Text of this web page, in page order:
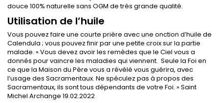
douce 100% naturelle sans OGM de très grande qualité.
Utilisation de l’huile
Vous pouvez faire une courte prière avec une onction d’huile de
Calendula ; vous pouvez finir par une petite croix sur la partie
malade. « Vous devez avoir les remèdes que le Ciel vous a
donnés pour vaincre les maladies qui viennent. Seule la Foi en
ce que la Maison du Père vous a révélé vous guérira, avec
l’usage des Sacramentaux. Ne spéculez pas à propos des
Sacramentaux, ils sont tous dépendants de votre Foi. » Saint
Michel Archange 19.02.2022